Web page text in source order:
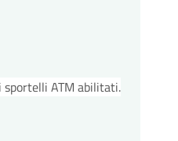
ATM abilitati.